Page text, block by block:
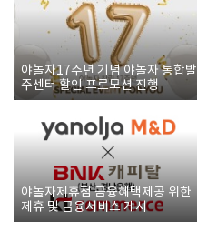
야놀자17주년 기념 야놀자 통합발
주센터 할인 프로모션 진행
야놀자제휴점 금융혜택제공 위한
제휴 및 금융서비스 게시